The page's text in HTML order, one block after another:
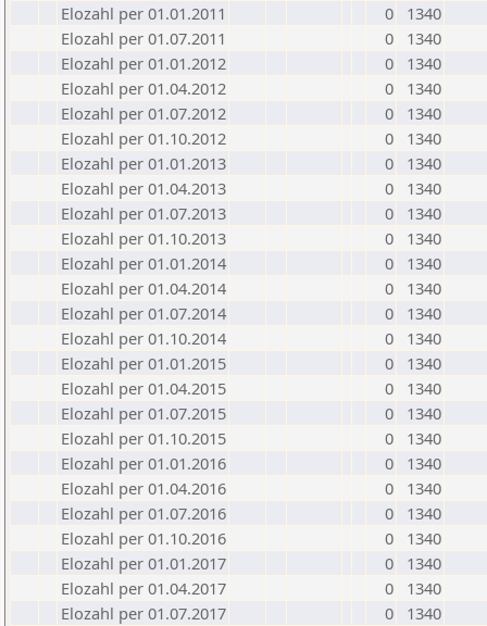
Elozahl per 01.01.2011
0
1340
Elozahl per 01.07.2011
0
1340
Elozahl per 01.01.2012
0
1340
Elozahl per 01.04.2012
0
1340
Elozahl per 01.07.2012
0
1340
Elozahl per 01.10.2012
0
1340
Elozahl per 01.01.2013
0
1340
Elozahl per 01.04.2013
0
1340
Elozahl per 01.07.2013
0
1340
Elozahl per 01.10.2013
0
1340
Elozahl per 01.01.2014
0
1340
Elozahl per 01.04.2014
0
1340
Elozahl per 01.07.2014
0
1340
Elozahl per 01.10.2014
0
1340
Elozahl per 01.01.2015
0
1340
Elozahl per 01.04.2015
0
1340
Elozahl per 01.07.2015
0
1340
Elozahl per 01.10.2015
0
1340
Elozahl per 01.01.2016
0
1340
Elozahl per 01.04.2016
0
1340
Elozahl per 01.07.2016
0
1340
Elozahl per 01.10.2016
0
1340
Elozahl per 01.01.2017
0
1340
Elozahl per 01.04.2017
0
1340
Elozahl per 01.07.2017
0
1340